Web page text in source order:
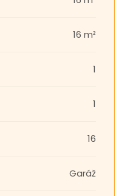
16 m²
1
1
16
Garáž